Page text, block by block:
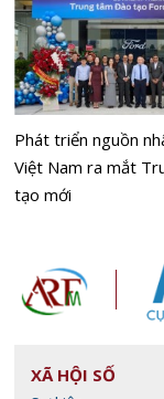
Phát triển nguồn
Việt Nam ra mắt
tạo mới
XÃ HỘI SỐ